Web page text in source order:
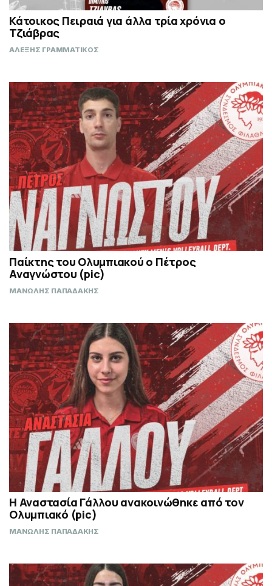
Κάτοικος Πειραιά για άλλα τρία χρόνια ο
Τζιάβρας
ΑΛΕΞΗΣ ΓΡΑΜΜΑΤΙΚΟΣ
Παίκτης του Ολυμπιακού ο Πέτρος
Αναγνώστου (pic)
ΜΑΝΩΛΗΣ ΠΑΠΑΔΑΚΗΣ
Η Αναστασία Γάλλου ανακοινώθηκε από τον
Ολυμπιακό (pic)
ΜΑΝΩΛΗΣ ΠΑΠΑΔΑΚΗΣ